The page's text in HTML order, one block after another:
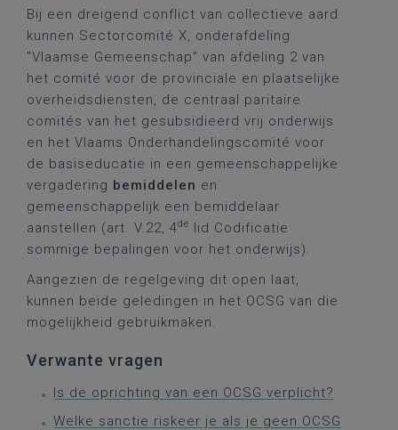
Bij een dreigend conflict van collectieve aard
kunnen Sectorcomité X, onderafdeling
"Vlaamse Gemeenschap" van afdeling 2 van
het comité voor de provinciale en plaatselijke
overheidsdiensten, de centraal paritaire
comités van het gesubsidieerd vrij onderwijs
en het Vlaams Onderhandelingscomité voor
de basiseducatie in een gemeenschappelijke
vergadering bemiddelen en
gemeenschappelijk een bemiddelaar
aanstellen (art. V.22, 4de lid Codificatie
sommige bepalingen voor het onderwijs).
Aangezien de regelgeving dit open laat,
kunnen beide geledingen in het OCSG van die
mogelijkheid gebruikmaken.
Verwante vragen
Is de oprichting van een OCSG verplicht?
Welke sanctie riskeer je als je geen OCSG